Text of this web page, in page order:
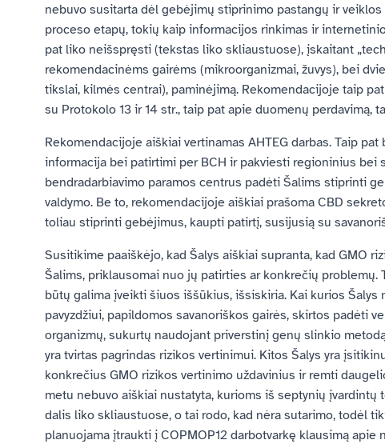
nebuvo susitarta dėl gebėjimų stiprinimo pastangų ir
proceso etapų, tokių kaip informacijos rinkimas ir
pat liko neišspręsti (tekstas liko skliaustuose), įskaitant
rekomendacinėms gairėms (mikroorganizmai, žuvys), bei
tikslai, kilmės centrai), paminėjimą. Rekomendacijoje taip
su Protokolo 13 ir 14 str., taip pat apie duomenų perdavimą,
Rekomendacijoje aiškiai vertinamas AHTEG darbas. Taip
informacija bei patirtimi per BCH ir pakviesti regioninius
bendradarbiavimo paramos centrus padėti Šalims stiprinti
valdymo. Be to, rekomendacijoje aiškiai prašoma CBD
toliau stiprinti gebėjimus, kaupti patirtį, susijusią su
Susitikime paaiškėjo, kad Šalys aiškiai supranta, kad GMO
Šalims, priklausomai nuo jų patirties ar konkrečių
būtų galima įveikti šiuos iššūkius, išsiskiria. Kai kurios
pavyzdžiui, papildomos savanoriškos gairės, skirtos padėti
organizmų, sukurtų naudojant priverstinį genų slinkio
yra tvirtas pagrindas rizikos vertinimui. Kitos Šalys yra
konkrečius GMO rizikos vertinimo uždavinius ir remti
metu nebuvo aiškiai nustatyta, kurioms iš septynių
dalis liko skliaustuose, o tai rodo, kad nėra sutarimo, todėl
planuojama įtraukti į COPMOP12 darbotvarkę klausimą